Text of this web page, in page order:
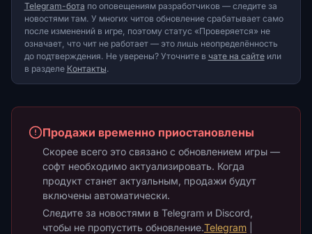
Telegram-бота по оповещениям разработчиков — следите за
новостями там. У многих читов обновление срабатывает само
после изменений в игре, поэтому статус «Проверяется» не
означает, что чит не работает — это лишь неопределённость
до подтверждения. Не уверены? Уточните в чате на сайтеили
в разделе Контакты.
Продажи временно приостановлены
Скорее всего это связано с обновлением игры —
софт необходимо актуализировать. Когда
продукт станет актуальным, продажи будут
включены автоматически.
Следите за новостями в Telegram и Discord,
чтобы не пропустить обновление.Telegram